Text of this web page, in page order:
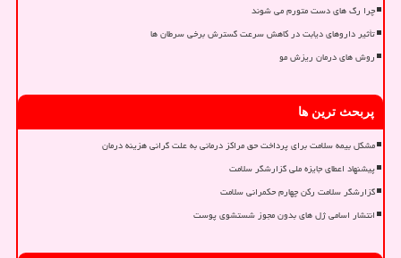
چرا رگ های دست متورم می شوند
تأثیر داروهای دیابت در کاهش سرعت گسترش برخی سرطان ها
روش های درمان ریزش مو
پربحث ترین ها
مشکل بیمه سلامت برای پرداخت حق مراکز درمانی به علت گرانی هزینه درمان
پیشنهاد اعطای جایزه ملی گزارشگر سلامت
گزارشگر سلامت رکن چهارم حکمرانی سلامت
انتشار اسامی ژل های بدون مجوز شستشوی پوست